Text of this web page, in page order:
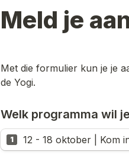
Meld je
Met die formulier kun je je
de Yogi.
Welk programma wil
1 12 - 18 oktober | Kom